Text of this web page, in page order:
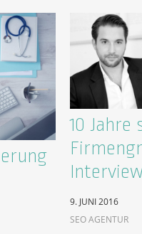
10 Jahre
9. JUNI 2016
SEO AGENTUR